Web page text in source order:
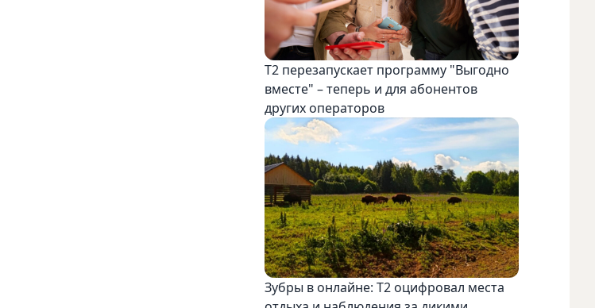
Т2 перезапускает программу "Выгодно
вместе" – теперь и для абонентов
других операторов
Зубры в онлайне: Т2 оцифровал места